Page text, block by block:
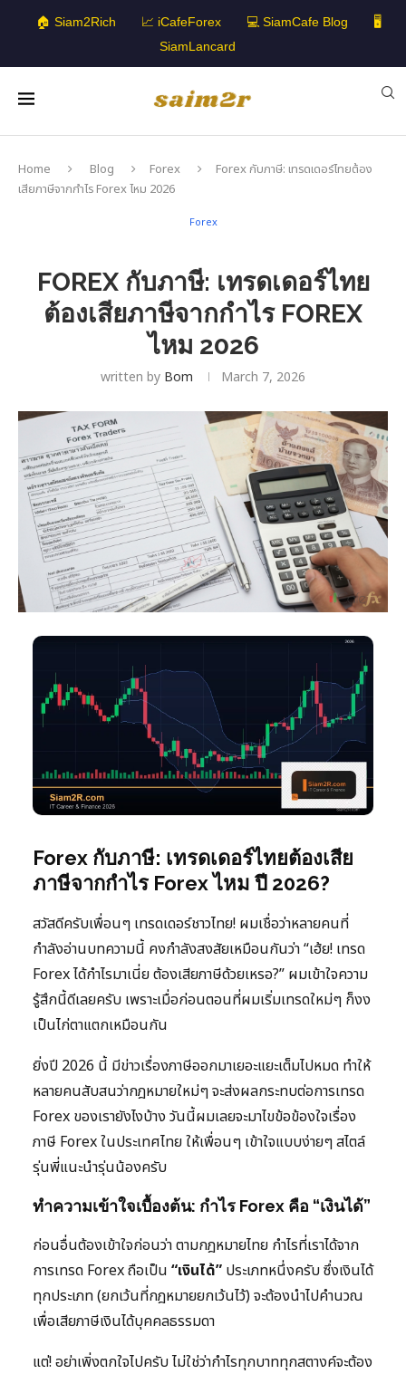
🏠 Siam2Rich 📈 iCafeForex 💻 SiamCafe Blog
🖥️
SiamLancard
Home Blog Forex
Forex กับภาษี: เทรดเดอร์ไทยต้อง
เสียภาษีจากกำไร Forex ไหม 2026
Forex
FOREX กับภาษี: เทรดเดอร์ไทย
ต้องเสียภาษีจากกำไร FOREX
ไหม 2026
written by Bom March 7, 2026
Forex กับภาษี: เทรดเดอร์ไทยต้องเสีย
ภาษีจากกำไร Forex ไหม ปี 2026?
สวัสดีครับเพื่อนๆ เทรดเดอร์ชาวไทย! ผมเชื่อว่าหลายคนที่
กำลังอ่านบทความนี้ คงกำลังสงสัยเหมือนกันว่า “เฮ้ย! เทรด
Forex ได้กำไรมาเนี่ย ต้องเสียภาษีด้วยเหรอ?” ผมเข้าใจความ
รู้สึกนี้ดีเลยครับ เพราะเมื่อก่อนตอนที่ผมเริ่มเทรดใหม่ๆ ก็งง
เป็นไก่ตาแตกเหมือนกัน
ยิ่งปี 2026 นี้ มีข่าวเรื่องภาษีออกมาเยอะแยะเต็มไปหมด ทำให้
หลายคนสับสนว่ากฎหมายใหม่ๆ จะส่งผลกระทบต่อการเทรด
Forex ของเรายังไงบ้าง วันนี้ผมเลยจะมาไขข้อข้องใจเรื่อง
ภาษี Forex ในประเทศไทย ให้เพื่อนๆ เข้าใจแบบง่ายๆ สไตล์
รุ่นพี่แนะนำรุ่นน้องครับ
ทำความเข้าใจเบื้องต้น: กำไร Forex คือ “เงินได้”
ก่อนอื่นต้องเข้าใจก่อนว่า ตามกฎหมายไทย กำไรที่เราได้จาก
การเทรด Forex ถือเป็น “เงินได้” ประเภทหนึ่งครับ ซึ่งเงินได้
ทุกประเภท (ยกเว้นที่กฎหมายยกเว้นไว้) จะต้องนำไปคำนวณ
เพื่อเสียภาษีเงินได้บุคคลธรรมดา
แต่! อย่าเพิ่งตกใจไปครับ ไม่ใช่ว่ากำไรทุกบาททุกสตางค์จะต้อง